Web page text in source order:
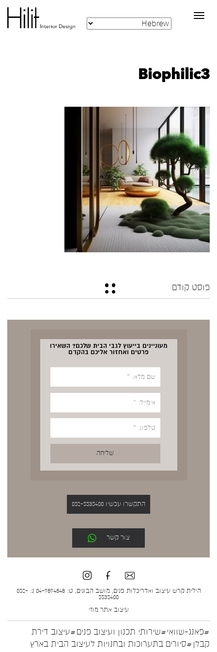
Toggle
navigation
Biophilic3
פוסט קודם
מעוניינים בייעוץ לגבי הבית שלכם? השאירו
פרטים ואחזור אליכם בהקדם
התקשרו עכשיו 052-5535400
צור קשר
הילית קרש עיצוב ואדריכלות פנים, מושב הבונים, ט: 04-9894848 נ: 052-
5535400
עיצוב אתר מוזי
#פאנג-שוואי#שירותי תכנון ועיצוב פנים#עיצוב דירת
קבלן #סיורים בתערוכות ובחנויות לעיצוב הבית בארץ